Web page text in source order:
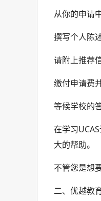
从你的申请
撰写个人陈
请附上推荐
缴付申请费
等候学校的
在学习
大的帮助。
不管您是想
二、优越教